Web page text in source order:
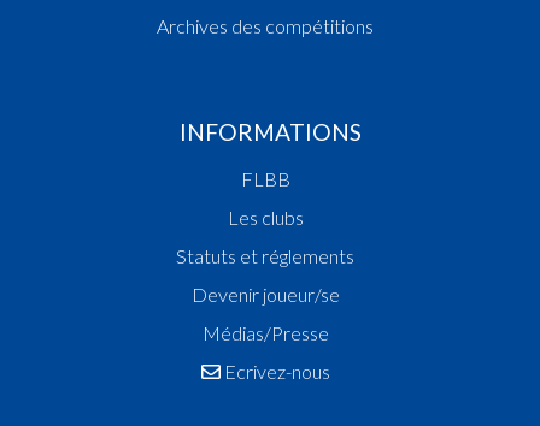
Archives des compétitions
INFORMATIONS
FLBB
Les clubs
Statuts et réglements
Devenir joueur/se
Médias/Presse
Ecrivez-nous